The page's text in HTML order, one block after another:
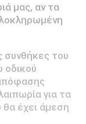
μας, αν τα
συνθήκες του
οδικού
για τα
θα έχει άμεση